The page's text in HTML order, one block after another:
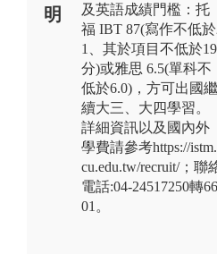
明
及英語成績門檻：托
福 IBT 87(寫作不低於
1、其於項目不低於19
分)或雅思 6.5(單科不
低於6.0)，方可出國繼
續大三、大四學習。
詳細資訊以及國內外
學費請參考https://
cu.edu.tw/recruit/；聯
電話:04-24517250轉66
01。